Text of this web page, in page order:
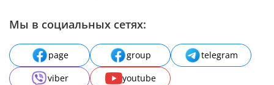
Мы в социальных сетях:
page group
telegram
viber
youtube